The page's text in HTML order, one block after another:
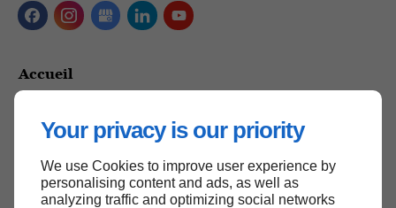
Your privacy is our priority
We use Cookies to improve user experience by
personalising content and ads, as well as
analyzing traffic and optimizing social networks
Accueil
Mentions légales
Plan du site